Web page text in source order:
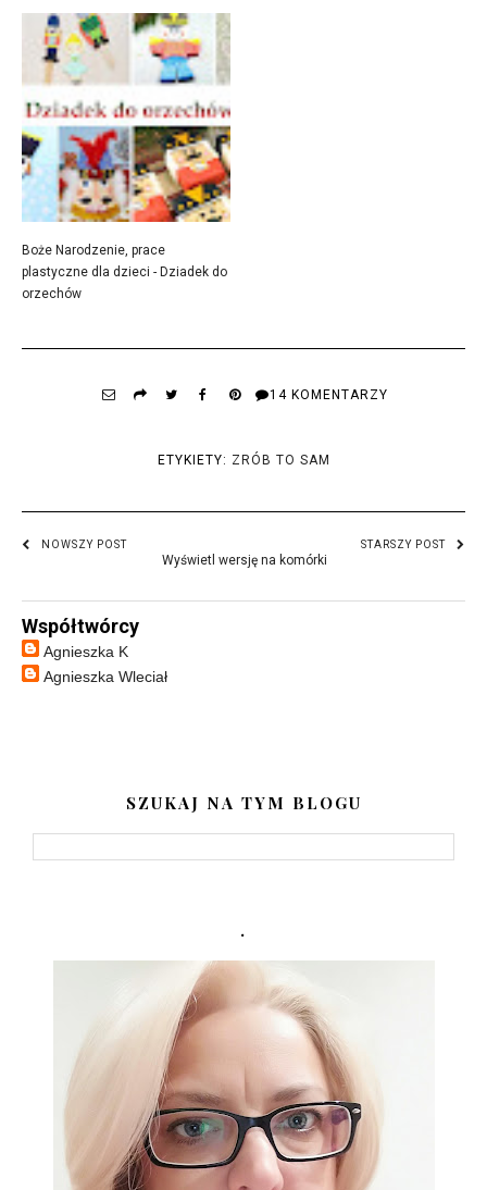
Boże Narodzenie, prace
plastyczne dla dzieci - Dziadek do
orzechów
14 KOMENTARZY
ETYKIETY: ZRÓB TO SAM
NOWSZY POST STARSZY POST
Wyświetl wersję na komórki
Współtwórcy
Agnieszka K
Agnieszka Wleciał
SZUKAJ NA TYM BLOGU
.